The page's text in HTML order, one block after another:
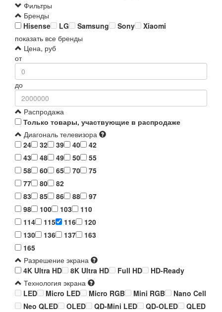
Фильтры
Бренды
Hisense
LG Samsung Sony
Xiaomi
показать все бренды
Цена, руб
от
до
Распродажа
Только товары, участвующие в распродаже
Диагональ телевизора
24
32 39 40
42
43
48 49 50
55
58
60 65 70
75
77
80
82
83
85 86 88
97
98
100 103
110
114
115 116
120
130
136 137
163
165
Разрешение экрана
4K Ultra HD
8K Ultra HD Full HD
HD-Ready
Технология экрана
LED
Micro LED Micro RGB Mini RGB
Nano Cell
Neo QLED
OLED QD-Mini LED QD-OLED
QLED